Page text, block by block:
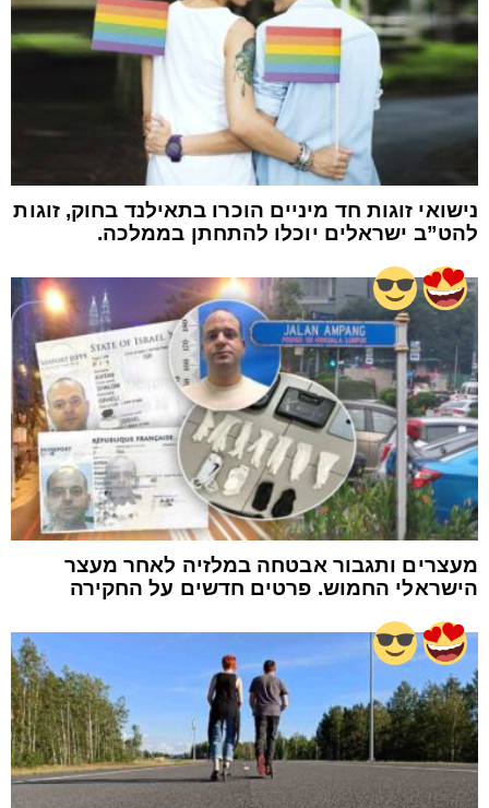
נישואי זוגות חד מיניים הוכרו בתאילנד בחוק, זוגות
להט”ב ישראלים יוכלו להתחתן בממלכה.
מעצרים ותגבור אבטחה במלזיה לאחר מעצר
הישראלי החמוש. פרטים חדשים על החקירה